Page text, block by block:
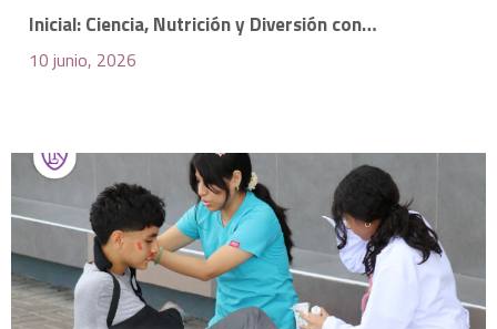
Inicial: Ciencia, Nutrición y Diversión con…
10 junio, 2026